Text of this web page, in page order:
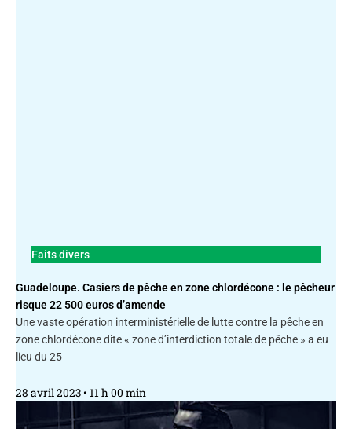
Faits divers
Guadeloupe. Casiers de pêche en zone chlordécone : le pêcheur
risque 22 500 euros d’amende
Une vaste opération interministérielle de lutte contre la pêche en
zone chlordécone dite « zone d’interdiction totale de pêche » a eu
lieu du 25
28 avril 2023 11 h 00 min